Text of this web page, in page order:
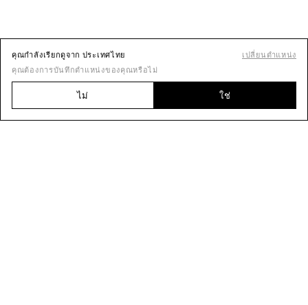
คุณกำลังเรียกดูจาก ประเทศไทย
เปลี่ยนตำแหน่ง
คุณต้องการบันทึกตำแหน่งของคุณหรือไม่
ไม่ ใช่